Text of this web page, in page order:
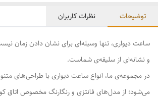
توضیحات نظرات کاربران
ساعت دیواری، تنها وسیله‌ای برای نشان دادن زمان
و نشانه‌ای از سلیقه‌ی شماست.
در مجموعه‌ی ما، انواع ساعت دیواری با طراحی‌های
می‌شود؛ از مدل‌های فانتزی و رنگارنگ مخصوص اتاق